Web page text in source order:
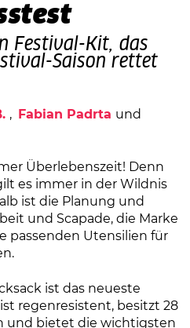
Festival-Kit, das
Saison rettet
,​ Fabian Padrta und​
Überlebenszeit! Denn
es immer in der Wildnis
ist die Planung und
und Scapade, die Marke
passenden Utensilien für
ist das neueste
regenresistent, besitzt 28
und bietet die wichtigsten